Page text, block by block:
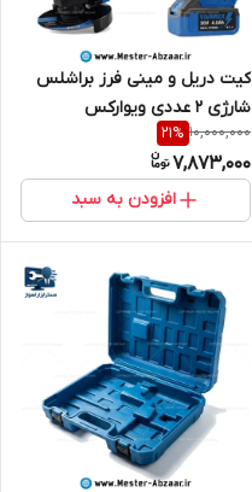
کیت دریل و مینی فرز براشلس
شارژی ۲ عددی ویوارکس
VIVAREX مدل VR2402-BCK
10,000,000
21%
7,873,000
افزودن به سبد